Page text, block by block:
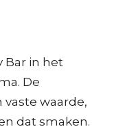
Bar in het
De
waarde,
dat smaken.